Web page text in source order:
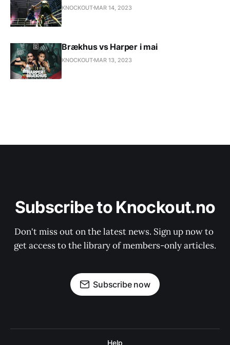
KNOCKOUT MAR 14, 2023
Brækhus vs Harper i mai
KNOCKOUT MAR 13, 2023
Subscribe to Knockout.no
Don't miss out on the latest news. Sign up now to
get access to the library of members-only articles.
Subscribe now
Help